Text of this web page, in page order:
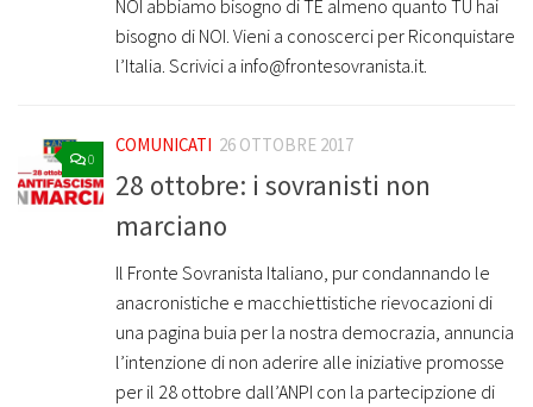
NOI abbiamo bisogno di TE almeno quanto TU hai
bisogno di NOI. Vieni a conoscerci per Riconquistare
l’Italia. Scrivici a info@frontesovranista.it.
0
COMUNICATI 26 OTTOBRE 2017
28 ottobre: i sovranisti non
marciano
Il Fronte Sovranista Italiano, pur condannando le
anacronistiche e macchiettistiche rievocazioni di
una pagina buia per la nostra democrazia, annuncia
l’intenzione di non aderire alle iniziative promosse
per il 28 ottobre dall’ANPI con la partecipzione di